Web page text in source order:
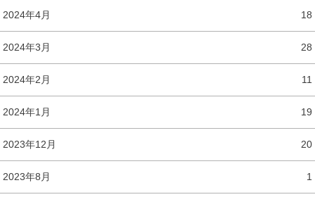
2024年4月 18
2024年3月 28
2024年2月 11
2024年1月 19
2023年12月 20
2023年8月 1